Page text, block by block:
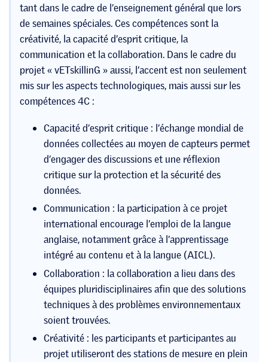
tant dans le cadre de l’enseignement général que lors
de semaines spéciales. Ces compétences sont la
créativité, la capacité d’esprit critique, la
communication et la collaboration. Dans le cadre du
projet « vETskillinG » aussi, l’accent est non seulement
mis sur les aspects technologiques, mais aussi sur les
compétences 4C :
Capacité d’esprit critique : l’échange mondial de
données collectées au moyen de capteurs permet
d’engager des discussions et une réflexion
critique sur la protection et la sécurité des
données.
Communication : la participation à ce projet
international encourage l’emploi de la langue
anglaise, notamment grâce à l’apprentissage
intégré au contenu et à la langue (AICL).
Collaboration : la collaboration a lieu dans des
équipes pluridisciplinaires afin que des solutions
techniques à des problèmes environnementaux
soient trouvées.
Créativité : les participants et participantes au
projet utiliseront des stations de mesure en plein